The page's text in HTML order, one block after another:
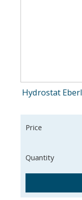
Hydrostat
Price
Quantity